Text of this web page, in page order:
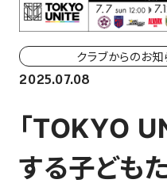
ホーム戦一覧
会場（座席・価格
チケット購入方法
各座席について
観戦ガイド
クラブからのお知
2025.07.08
「TOKYO
する子ども